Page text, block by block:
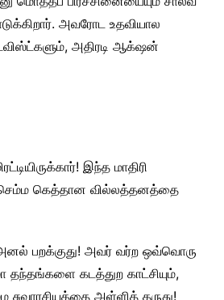
அவரோட உதவியால
அதிரடி ஆக்‌ஷன்
இந்த மாதிரி
செம்ம கெத்தான வில்லத்தனத்தை
பறக்குது! அவர் வர்ற ஒவ்வொரு
தந்தங்களை கடத்துற காட்சியும்,
அள்ளித் தருது!